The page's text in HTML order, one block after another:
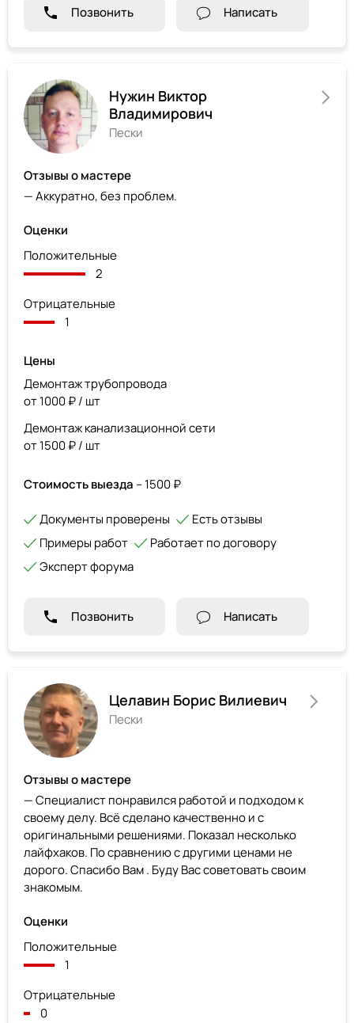
Позвонить Написать
Нужин Виктор
Владимирович
Пески
Отзывы о мастере
— Аккуратно, без проблем.
Оценки
Положительные
2
Отрицательные
1
Цены
Демонтаж трубопровода
от 1000 ₽ / шт
Демонтаж канализационной сети
от 1500 ₽ / шт
Стоимость выезда – 1500 ₽
Документы проверены
Есть отзывы
Примеры работ
Работает по договору
Эксперт форума
Позвонить Написать
Целавин Борис Вилиевич
Пески
Отзывы о мастере
— Специалист понравился работой и подходом к
своему делу. Всё сделано качественно и с
оригинальными решениями. Показал несколько
лайфхаков. По сравнению с другими ценами не
дорого. Спасибо Вам . Буду Вас советовать своим
знакомым.
Оценки
Положительные
1
Отрицательные
0